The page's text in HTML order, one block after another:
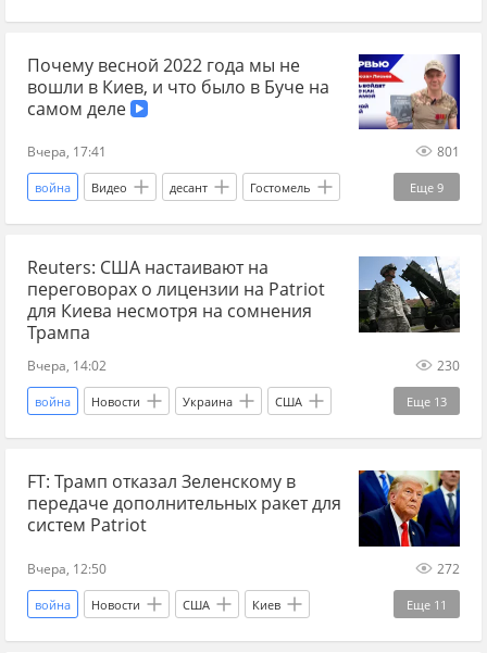
война на Украине
Россия Главные новости главное
Ростислав Ищенко Украина.ру Британия
Великобритания новости СВО
дзен новости СВО прогнозы СВО
прогноз по Украине
Почему весной 2022 года мы не
вошли в Киев, и что было в Буче на
самом деле
Вчера, 17:41 801
Еще 9
война Видео десант Гостомель
СВО война на Украине литература
бандеровцы новости СВО
новости СВО Россия Александр Чаленко
писатель
Reuters: США настаивают на
переговорах о лицензии на Patriot
для Киева несмотря на сомнения
Трампа
Вчера, 14:02 230
Еще 13
война Новости Украина США
Киев Дональд Трамп Reuters
Владимир Зеленский Украина.ру
дальнобойные ракеты ЗРК Patriot
прогнозы СВО новости СВО сейчас
FT: Трамп отказал Зеленскому в
передаче дополнительных ракет для
систем Patriot
Вчера, 12:50 272
Еще 11
война Новости США Киев
Дональд Трамп Владимир Зеленский